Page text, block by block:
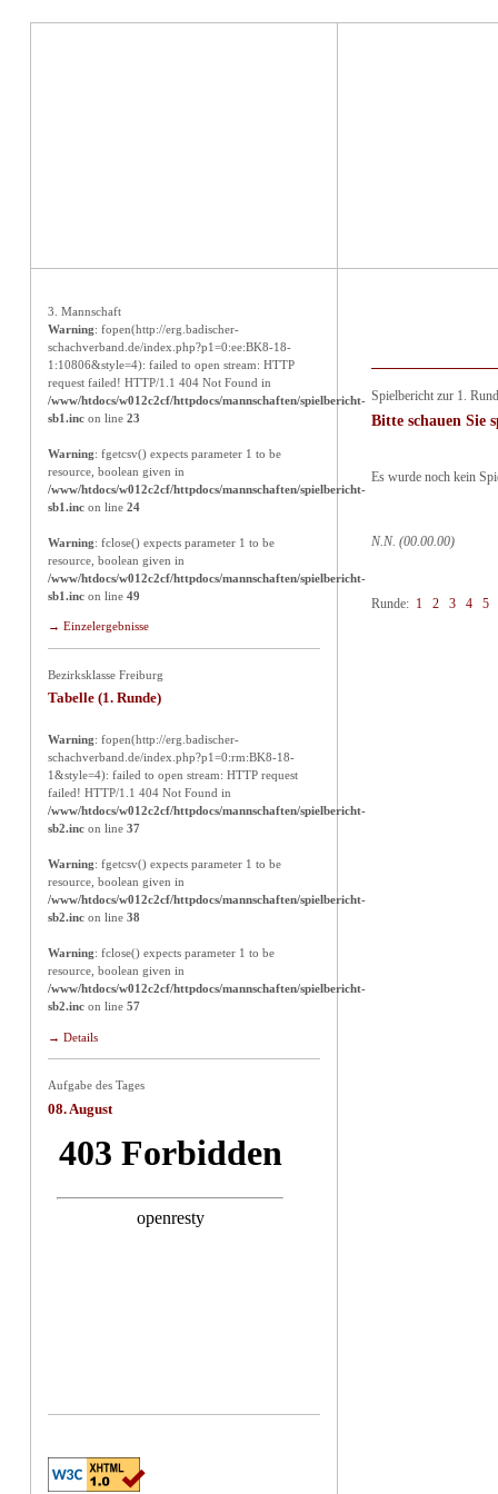
3. Mannschaft
Warning: fopen(http://erg.badischer-
schachverband.de/index.php?p1=0:ee:BK8-18-
1:10806&style=4): failed to open stream: HTTP
request failed! HTTP/1.1 404 Not Found in
/www/htdocs/w012c2cf/httpdocs/mannschaften/spielbericht-
sb1.inc on line 23
Warning: fgetcsv() expects parameter 1 to be
resource, boolean given in
/www/htdocs/w012c2cf/httpdocs/mannschaften/spielbericht-
sb1.inc on line 24
Warning: fclose() expects parameter 1 to be
resource, boolean given in
/www/htdocs/w012c2cf/httpdocs/mannschaften/spielbericht-
sb1.inc on line 49
→ Einzelergebnisse
Bezirksklasse Freiburg
Tabelle (1. Runde)
Warning: fopen(http://erg.badischer-
schachverband.de/index.php?p1=0:rm:BK8-18-
1&style=4): failed to open stream: HTTP request
failed! HTTP/1.1 404 Not Found in
/www/htdocs/w012c2cf/httpdocs/mannschaften/spielbericht-
sb2.inc on line 37
Warning: fgetcsv() expects parameter 1 to be
resource, boolean given in
/www/htdocs/w012c2cf/httpdocs/mannschaften/spielbericht-
sb2.inc on line 38
Warning: fclose() expects parameter 1 to be
resource, boolean given in
/www/htdocs/w012c2cf/httpdocs/mannschaften/spielbericht-
sb2.inc on line 57
→ Details
Aufgabe des Tages
08. August
Spielbericht zur 1.
Bitte schauen Sie
Es wurde noch kein
N.N. (00.00.00)
Runde: 1 2 3 4 5